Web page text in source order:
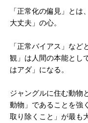
「正常化の偏見」と
大丈夫」の心。
「正常バイアス」な
観」は人間の本能とし
はアダ」になる。
ジャングルに住む動物
動物」であることを強
取り除くこと」が最も